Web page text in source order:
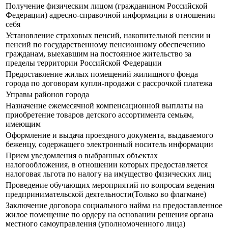
Получение физическим лицом (гражданином Российской
Федерации) адресно-справочной информации в отношении
себя
Установление страховых пенсий, накопительной пенсии и
пенсий по государственному пенсионному обеспечению
гражданам, выехавшим на постоянное жительство за
пределы территории Российской Федерации
Предоставление жилых помещений жилищного фонда
города по договорам купли-продажи с рассрочкой платежа
Управы районов города
Назначение ежемесячной компенсационной выплаты на
приобретение товаров детского ассортимента семьям,
имеющим
Оформление и выдача проездного документа, выдаваемого
беженцу, содержащего электронный носитель информации
Прием уведомления о выбранных объектах
налогообложения, в отношении которых предоставляется
налоговая льгота по налогу на имущество физических лиц
Проведение обучающих мероприятий по вопросам ведения
предпринимательской деятельности(Только во флагмане)
Заключение договора социального найма на предоставленное
жилое помещение по ордеру на основании решения органа
местного самоуправления (уполномоченного лица)